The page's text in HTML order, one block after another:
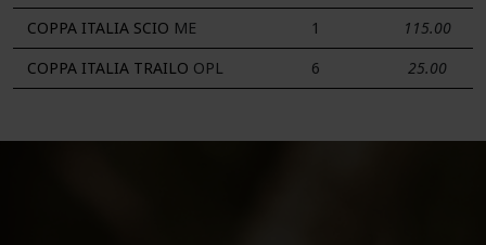
COPPA ITALIA SCIO ME 1
115.00
COPPA ITALIA TRAILO OPL 6 25.00